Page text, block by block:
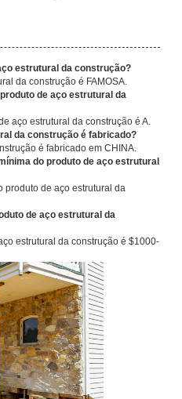
estrutural da construção?
da construção é FAMOSA.
de aço estrutural da
aço estrutural da construção é A.
da construção é fabricado?
é fabricado em CHINA.
do produto de aço estrutural
produto de aço estrutural da
de aço estrutural da
estrutural da construção é $1000-